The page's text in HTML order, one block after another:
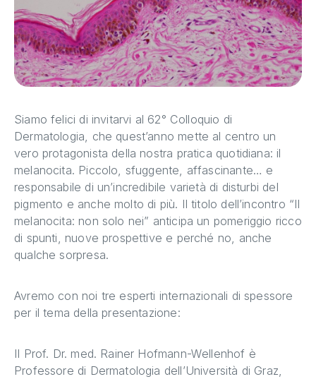
Siamo felici di invitarvi al 62° Colloquio di
Dermatologia, che quest’anno mette al centro un
vero protagonista della nostra pratica quotidiana: il
melanocita. Piccolo, sfuggente, affascinante… e
responsabile di un’incredibile varietà di disturbi del
pigmento e anche molto di più. Il titolo dell’incontro “Il
melanocita: non solo nei” anticipa un pomeriggio ricco
di spunti, nuove prospettive e perché no, anche
qualche sorpresa.
Avremo con noi tre esperti internazionali di spessore
per il tema della presentazione:
Il Prof. Dr. med. Rainer Hofmann-Wellenhof è
Professore di Dermatologia dell’Università di Graz,